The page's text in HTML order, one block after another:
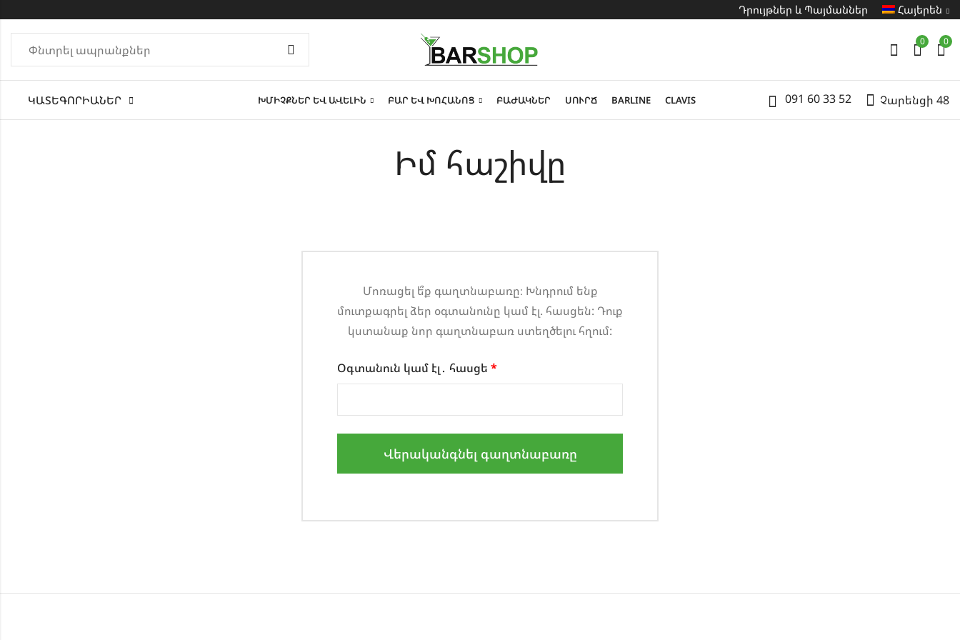
Դրույթներ և Պայմաններ Հայերեն
0 0
ԿԱՏԵԳՈՐԻԱՆԵՐ ԽՄԻՉՔՆԵՐ ԵՎ ԱՎԵԼԻՆ ԲԱՐ ԵՎ ԽՈՀԱՆՈՑ ԲԱԺԱԿՆԵՐ ՍՈՒՐՃ BARLINE CLAVIS 091 60 33 52 Չարենցի 48
Իմ հաշիվը
Մոռացել ե՞ք գաղտնաբառը։ Խնդրում ենք
մուտքագրել ձեր օգտանունը կամ էլ. հասցեն: Դուք
կստանաք նոր գաղտնաբառ ստեղծելու հղում:
Օգտանուն կամ էլ․ հասցե *
Վերականգնել գաղտնաբառը